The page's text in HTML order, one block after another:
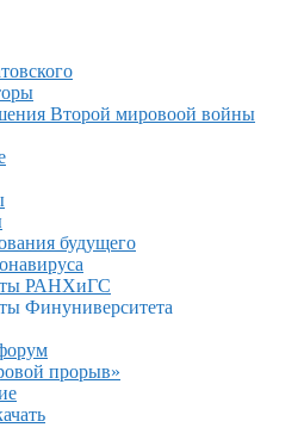
Второй мировоой войны
будущего
РАНХиГС
Финуниверситета
прорыв»